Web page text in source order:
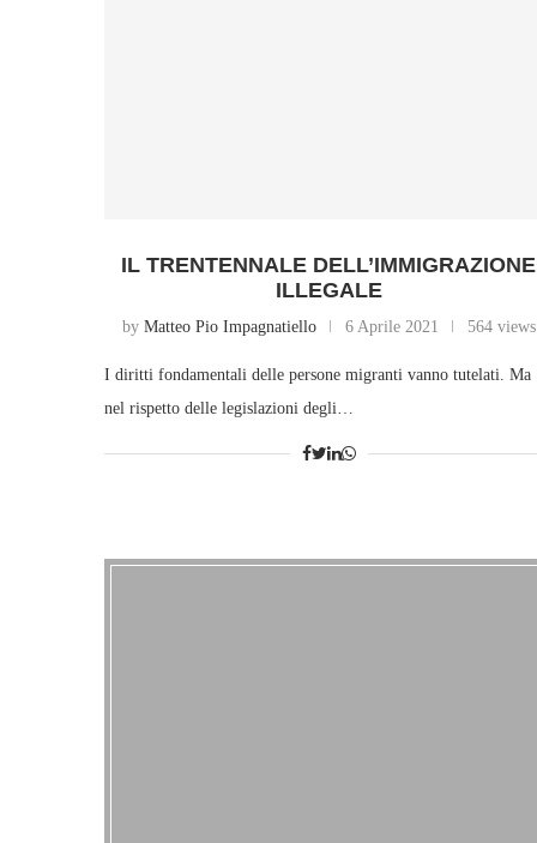
IL TRENTENNALE DELL’IMMIGRAZIONE
ILLEGALE
by Matteo Pio Impagnatiello 6 Aprile 2021 564 views
I diritti fondamentali delle persone migranti vanno tutelati. Ma
nel rispetto delle legislazioni degli…